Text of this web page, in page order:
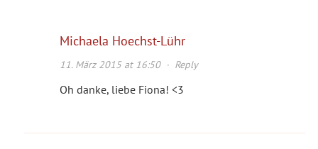
Michaela Hoechst-Lühr
11. März 2015 at 16:50· Reply
Oh danke, liebe Fiona! <3